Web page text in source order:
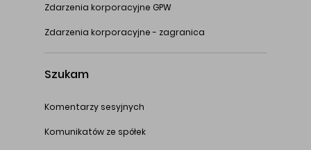
Zdarzenia korporacyjne GPW
Zdarzenia korporacyjne - zagranica
Szukam
Komentarzy sesyjnych
Komunikatów ze spółek